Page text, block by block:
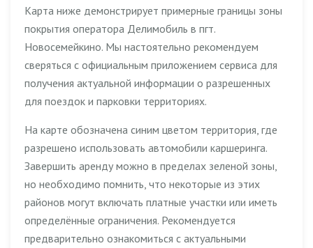
Карта ниже демонстрирует примерные границы зоны
покрытия оператора Делимобиль в пгт.
Новосемейкино. Мы настоятельно рекомендуем
сверяться с официальным приложением сервиса для
получения актуальной информации о разрешенных
для поездок и парковки территориях.
На карте обозначена синим цветом территория, где
разрешено использовать автомобили каршеринга.
Завершить аренду можно в пределах зеленой зоны,
но необходимо помнить, что некоторые из этих
районов могут включать платные участки или иметь
определённые ограничения. Рекомендуется
предварительно ознакомиться с актуальными